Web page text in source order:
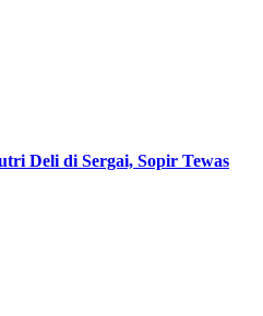
Deli di Sergai, Sopir Tewas